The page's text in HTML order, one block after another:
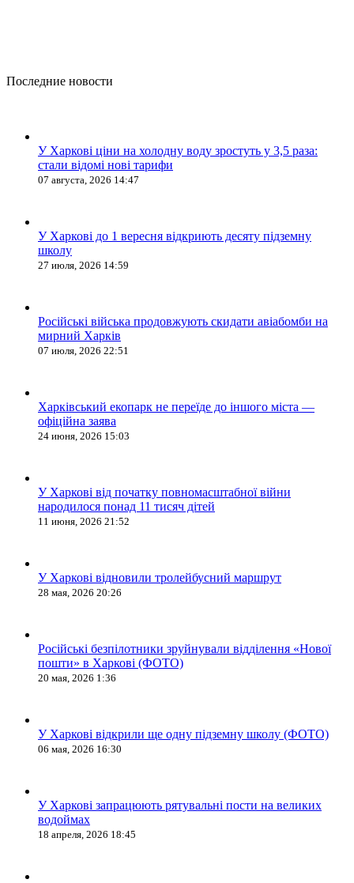
Последние новости
У Харкові ціни на холодну воду зростуть у 3,5 раза:
стали відомі нові тарифи
07 августа, 2026 14:47
У Харкові до 1 вересня відкриють десяту підземну
школу
27 июля, 2026 14:59
Російські війська продовжують скидати авіабомби на
мирний Харків
07 июля, 2026 22:51
Харківський екопарк не переїде до іншого міста —
офіційна заява
24 июня, 2026 15:03
У Харкові від початку повномасштабної війни
народилося понад 11 тисяч дітей
11 июня, 2026 21:52
У Харкові відновили тролейбусний маршрут
28 мая, 2026 20:26
Російські безпілотники зруйнували відділення «Нової
пошти» в Харкові (ФОТО)
20 мая, 2026 1:36
У Харкові відкрили ще одну підземну школу (ФОТО)
06 мая, 2026 16:30
У Харкові запрацюють рятувальні пости на великих
водоймах
18 апреля, 2026 18:45